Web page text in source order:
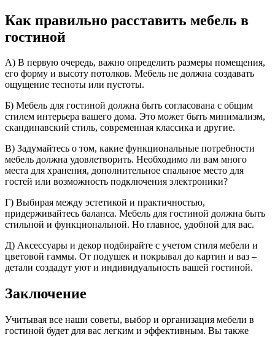
Как правильно расставить мебель в
гостиной
А) В первую очередь, важно определить размеры помещения,
его форму и высоту потолков. Мебель не должна создавать
ощущение тесноты или пустоты.
Б) Мебель для гостиной должна быть согласована с общим
стилем интерьера вашего дома. Это может быть минимализм,
скандинавский стиль, современная классика и другие.
В) Задумайтесь о том, какие функциональные потребности
мебель должна удовлетворить. Необходимо ли вам много
места для хранения, дополнительное спальное место для
гостей или возможность подключения электроники?
Г) Выбирая между эстетикой и практичностью,
придерживайтесь баланса. Мебель для гостиной должна быть
стильной и функциональной. Но главное, удобной для вас.
Д) Аксессуары и декор подбирайте с учетом стиля мебели и
цветовой гаммы. От подушек и покрывал до картин и ваз –
детали создадут уют и индивидуальность вашей гостиной.
Заключение
Учитывая все наши советы, выбор и организация мебели в
гостиной будет для вас легким и эффективным. Вы также